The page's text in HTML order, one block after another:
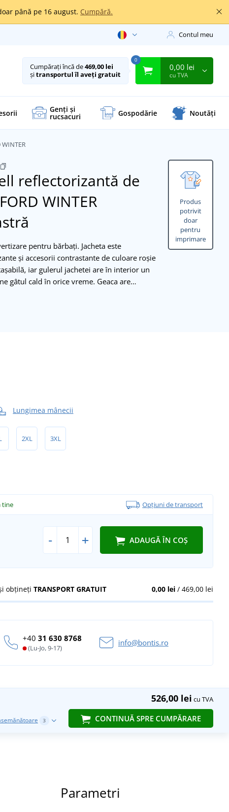
până pe 16 august. Cumpără.
Contul meu
Cumpărați încă de469,00 lei
șitransportul îl aveți gratuit
0
0,00 lei
cu TVA
Genți și
rucsacuri Gospodărie Noutăți
Produs
potrivit
doar
pentru
imprimare
reflectorizantă de
WINTER
pentru bărbați. Jacheta este
și accesorii contrastante de culoare roșie
iar gulerul jachetei are în interior un
gâtul cald în orice vreme. Geaca are…
Lungimea mânecii
2XL 3XL
tine Opțiuni de transport
- + ADAUGĂ ÎN COȘ
0,00 lei/ 469,00 lei
obțineți TRANSPORT GRATUIT
+40 31 630 8768
(Lu-Jo, 9-17)
info@bontis.ro
526,00 lei cu TVA
CONTINUĂ SPRE CUMPĂRARE
3
Parametri